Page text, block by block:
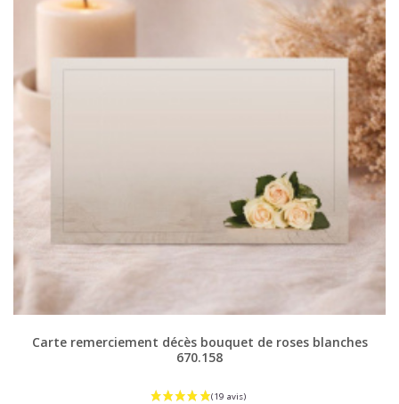
Carte remerciement décès bouquet de roses blanches
670.158